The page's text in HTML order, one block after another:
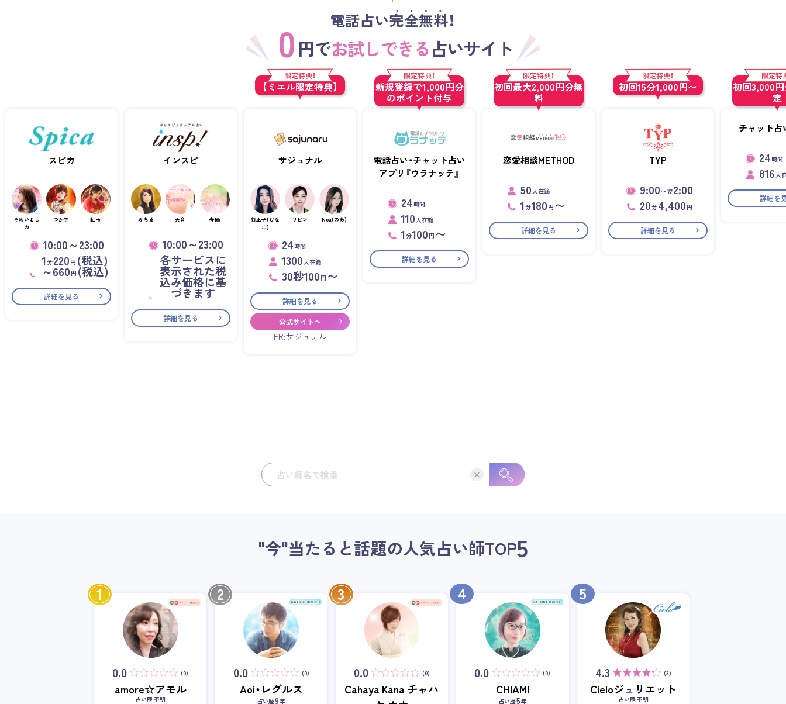
電話占い完全無料！
0 円でお試しできる占いサイト
スピカ
そめいよし
の
つかさ 紅玉
10:00～23:00
1分220 円 (税込)
～660 円 (税込)
詳細を見る
インスピ
みちる 天音 春陽
10:00～23:00
各サービスに
表示された税
込み価格に基
づきます
詳細を見る
限定特典！
【ミエル限定特典】
サジュナル
灯凪子(ひな
こ)
サビン Noa(のあ)
24 時間
1300人在籍
30秒100 円 〜
詳細を見る
公式サイトへ
PR:サジュナル
限定特典！
新規登録で1,000円分
のポイント付与
電話占い・チャット占い
アプリ『ウラナッテ』
24 時間
110人在籍
1分100 円 〜
詳細を見る
限定特典！
初回最大2,000円分無
料
恋愛相談METHOD
50人在籍
1分180 円 〜
詳細を見る
限定特典！
初回15分1,000円〜
TYP
9:00 〜翌2:00
20分4,400 円
詳細を見る
限定特
初回3,000
定
チャット占
24 時間
816人
詳細を
"今"当たると話題の人気占い師TOP5
1
0.0 (0)
amore☆アモル
占い歴 不明
2
0.0 (0)
Aoi・レグルス
占い歴9年
3
0.0 (0)
Cahaya Kana チャハ
4
0.0 (0)
CHIAMI
占い歴5年
5
4.3 (3)
Cieloジュリエット
占い歴 不明